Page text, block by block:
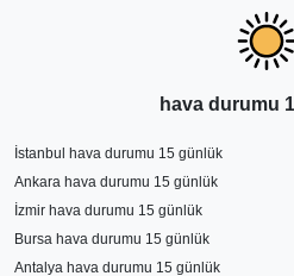
hava durumu
İstanbul hava durumu 15 günlük
Ankara hava durumu 15 günlük
İzmir hava durumu 15 günlük
Bursa hava durumu 15 günlük
Antalya hava durumu 15 günlük